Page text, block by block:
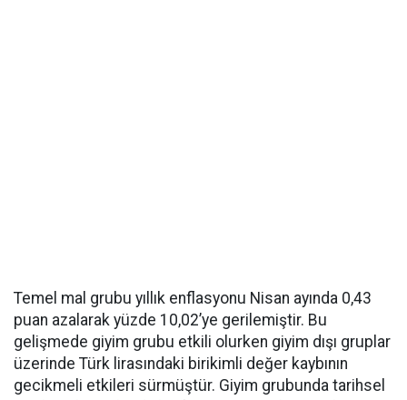
Temel mal grubu yıllık enflasyonu Nisan ayında 0,43
puan azalarak yüzde 10,02’ye gerilemiştir. Bu
gelişmede giyim grubu etkili olurken giyim dışı gruplar
üzerinde Türk lirasındaki birikimli değer kaybının
gecikmeli etkileri sürmüştür. Giyim grubunda tarihsel